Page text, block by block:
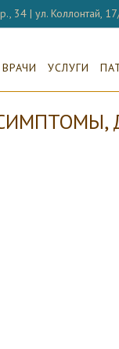
34 | ул. Коллонтай,
ВРАЧИ УСЛУГИ